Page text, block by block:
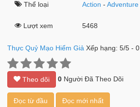
Thể loại Action -Adventure
Lượt xem 5468
Thực Quỷ Mạo Hiểm Giả Xếp hạng: 5/5 - 0
Theo dõi 0 Người Đã Theo Dõi
Đọc từ đầu Đọc mới nhất